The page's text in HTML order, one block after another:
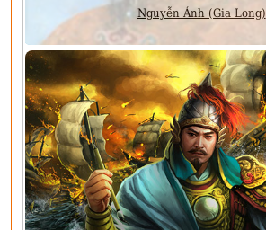
Nguyễn Ánh (Gia Long)